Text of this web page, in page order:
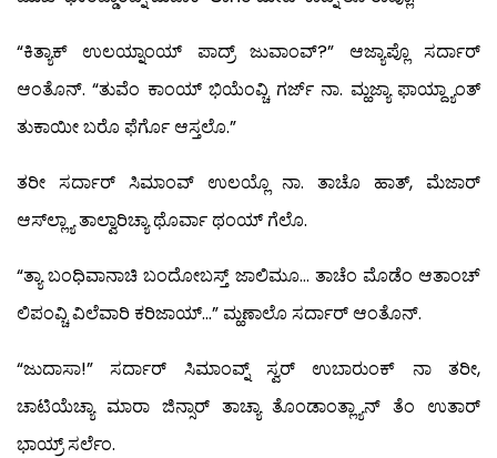
“ಕಿತ್ಯಾಕ್ ಉಲಯ್ನಾಂಯ್ ಪಾದ್ರ್ ಜುವಾಂವ್?” ಆಜ್ಯಾಪ್ಲೊ ಸರ್ದಾರ್
ಆಂತೊನ್. “ತುವೆಂ ಕಾಂಯ್ ಭಿಯೆಂವ್ಚಿ ಗರ್ಜ್ ನಾ. ಮ್ಹಜ್ಯಾ ಫಾಯ್ದ್ಯಾಂತ್
ತುಕಾಯೀ ಬರೊ ಫೆರ್ಗೊ ಆಸ್ತಲೊ.”
ತರೀ ಸರ್ದಾರ್ ಸಿಮಾಂವ್ ಉಲಯ್ಲೊ ನಾ. ತಾಚೊ ಹಾತ್, ಮೆಜಾರ್
ಆಸ್‍ಲ್ಲ್ಯಾ ತಾಲ್ವಾರಿಚ್ಯಾ ಥೊರ್ವಾ ಥಂಯ್ ಗೆಲೊ.
“ತ್ಯಾ ಬಂಧಿವಾನಾಚಿ ಬಂದೋಬಸ್ತ್ ಜಾಲಿಮೂ… ತಾಚೆಂ ಮೊಡೆಂ ಆತಾಂಚ್
ಲಿಪಂವ್ಚಿ ವಿಲೆವಾರಿ ಕರಿಜಾಯ್…” ಮ್ಹಣಾಲೊ ಸರ್ದಾರ್ ಆಂತೊನ್.
“ಜುದಾಸಾ!” ಸರ್ದಾರ್ ಸಿಮಾಂವ್ನ್ ಸ್ವರ್ ಉಬಾರುಂಕ್ ನಾ ತರೀ,
ಚಾಟಿಯೆಚ್ಯಾ ಮಾರಾ ಜಿನ್ಸಾರ್ ತಾಚ್ಯಾ ತೊಂಡಾಂತ್ಲ್ಯಾನ್ ತೆಂ ಉತಾರ್
ಭಾಯ್ರ್ ಸರ್ಲೆಂ.